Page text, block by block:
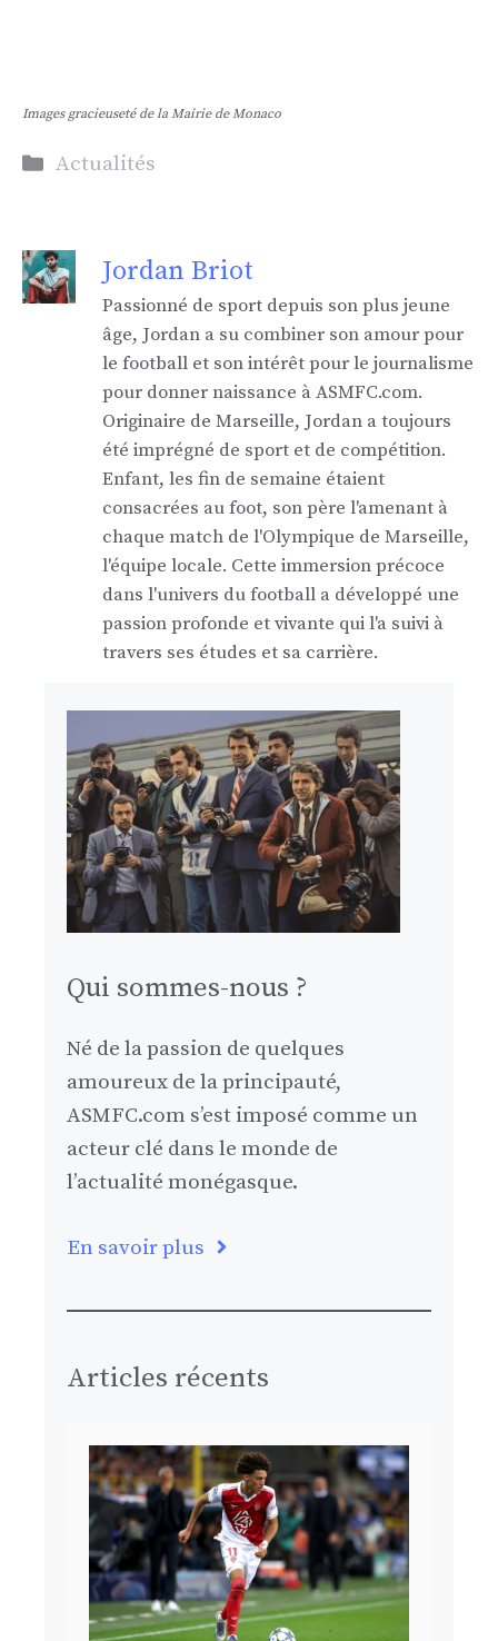
Images gracieuseté de la Mairie de Monaco
Catégories
Actualités
Jordan Briot
Passionné de sport depuis son plus jeune
âge, Jordan a su combiner son amour pour
le football et son intérêt pour le journalisme
pour donner naissance à ASMFC.com.
Originaire de Marseille, Jordan a toujours
été imprégné de sport et de compétition.
Enfant, les fin de semaine étaient
consacrées au foot, son père l'amenant à
chaque match de l'Olympique de Marseille,
l'équipe locale. Cette immersion précoce
dans l'univers du football a développé une
passion profonde et vivante qui l'a suivi à
travers ses études et sa carrière.
Qui sommes-nous ?
Né de la passion de quelques
amoureux de la principauté,
ASMFC.com s’est imposé comme un
acteur clé dans le monde de
l’actualité monégasque.
En savoir plus
Articles récents